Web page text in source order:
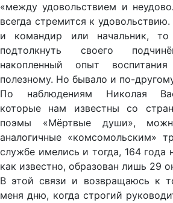
«между удовольствием и
всегда стремится к
и командир или начальник,
подтолкнуть своего
накопленный опыт
полезному. Но бывало и по-
По наблюдениям Николая
которые нам известны со
поэмы «Мёртвые души»,
аналогичные «комсомольским»
службе имелись и тогда, 164 года
как известно, образован лишь 29
В этой связи и возвращаюсь к
меня дню, когда строгий